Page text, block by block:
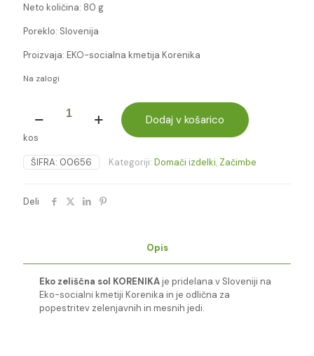
Neto količina: 80 g
Poreklo: Slovenija
Proizvaja: EKO-socialna kmetija Korenika
Na zalogi
KORENIKA
80g
količina
kos
Dodaj v košarico
ŠIFRA: 00656 Kategoriji: Domači izdelki, Začimbe
Deli
Opis
Eko zeliščna sol KORENIKAje pridelana v Sloveniji na
Eko-socialni kmetiji Korenika in je odlična za
popestritev zelenjavnih in mesnih jedi.